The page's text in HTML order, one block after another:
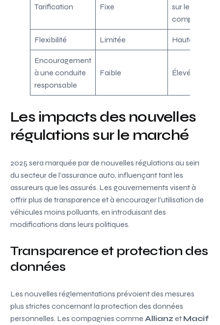
Tarification Fixe
sur le
Flexibilité Limitée Haute
Encouragement
à une conduite
responsable
Faible Élevé
Les impacts des nouvelles
régulations sur le marché
2025 sera marquée par de nouvelles régulations au sein
du secteur de l’assurance auto, influençant tant les
assureurs que les assurés. Les gouvernements visent à
offrir plus de transparence et à encourager l’utilisation de
véhicules moins polluants, en introduisant des
modifications dans leurs politiques.
Transparence et protection des
données
Les nouvelles réglementations prévoient des mesures
plus strictes concernant la protection des données
personnelles. Les compagnies comme Allianz et Macif